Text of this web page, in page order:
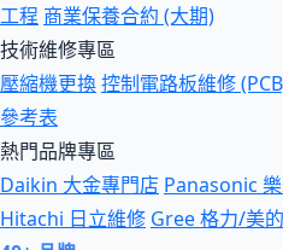
工程 商業保養合約 (大期)
技術維修專區
壓縮機更換控制電路板維修
參考表
熱門品牌專區
Daikin 大金專門店 Panasonic
Hitachi 日立維修 Gree 格力/美的